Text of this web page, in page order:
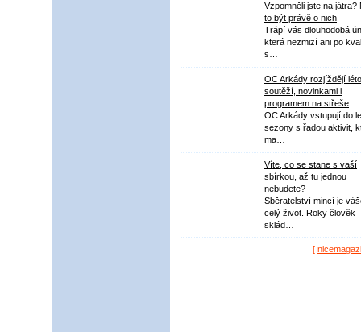
Vzpomněli jste na játra?
to být právě o nich
Trápí vás dlouhodobá
která nezmizí ani po
s…
OC Arkády rozjíždějí léto
soutěží, novinkami i
programem na střeše
OC Arkády vstupují do
sezony s řadou aktivit,
ma…
Víte, co se stane s vaší
sbírkou, až tu jednou
nebudete?
Sběratelství mincí je
celý život. Roky člověk
sklád…
[